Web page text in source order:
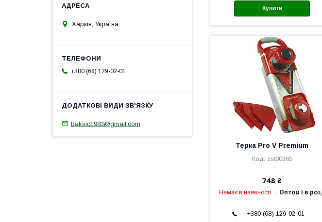
Купити
Терка Pro V Premium
zst00365
748 ₴
Немає в наявності Оптом і в
+380 (68) 129-02-01
Харків, Україна
+380 (68) 129-02-01
baksic1983@gmail.com